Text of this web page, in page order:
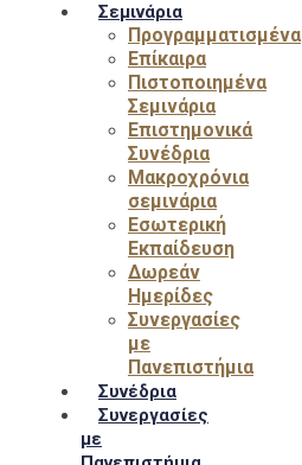
Σεμινάρια
Προγραμματισμένα
Επίκαιρα
Πιστοποιημένα
Σεμινάρια
Επιστημονικά
Συνέδρια
Μακροχρόνια
σεμινάρια
Εσωτερική
Εκπαίδευση
Δωρεάν
Ημερίδες
Συνεργασίες
με
Πανεπιστήμια
Συνέδρια
Συνεργασίες
με